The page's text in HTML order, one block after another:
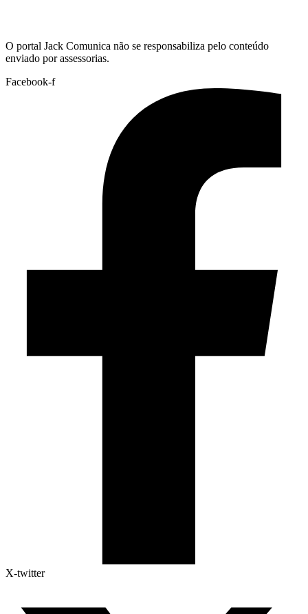
O portal Jack Comunica não se responsabiliza pelo conteúdo
enviado por assessorias.
Facebook-f
X-twitter